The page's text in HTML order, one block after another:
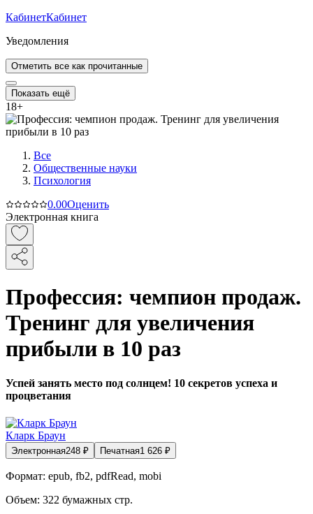
КабинетКабинет
Уведомления
Отметить все как прочитанные
Показать ещё
18+
Все
Общественные науки
Психология
0.00Оценить
Электронная книга
Профессия: чемпион продаж.
Тренинг для увеличения
прибыли в 10 раз
Успей занять место под солнцем! 10 секретов успеха и
процветания
Кларк Браун
Электронная248 ₽ Печатная1 626 ₽
Формат: epub, fb2, pdfRead, mobi
Объем: 322 бумажных стр.